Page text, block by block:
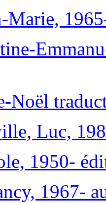
Marie,
Noël
Luc,
1950-
1967-